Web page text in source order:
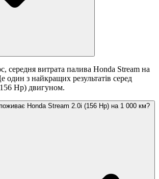
середня витрата палива Honda Stream на
один з найкращих результатів серед
Hp) двигуном.
Honda Stream 2.0i (156 Hp) на 1 000 км?